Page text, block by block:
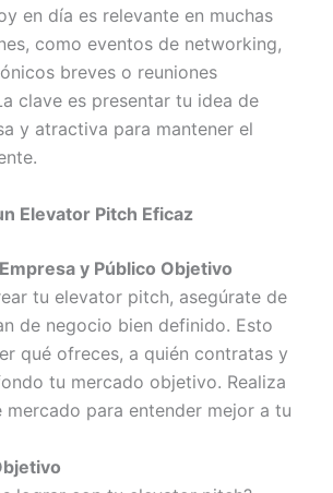
en día es relevante en muchas
como eventos de networking,
breves o reuniones
clave es presentar tu idea de
y atractiva para mantener el
Elevator Pitch Eficaz
y Público Objetivo
tu elevator pitch, asegúrate de
de negocio bien definido. Esto
qué ofreces, a quién contratas y
tu mercado objetivo. Realiza
mercado para entender mejor a tu